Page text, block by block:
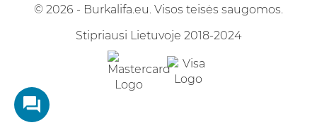
© 2026 - Burkalifa.eu. Visos teisės saugomos.
Stipriausi Lietuvoje 2018-2024